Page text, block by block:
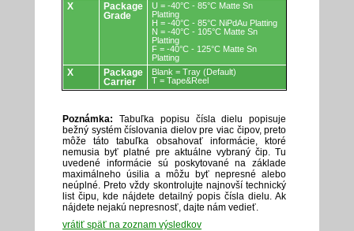
X
Package
Grade
U = -40°C - 85°C Matte Sn
Platting
H = -40°C - 85°C NiPdAu Platting
N = -40°C - 105°C Matte Sn
Platting
F = -40°C - 125°C Matte Sn
Platting
X
Package
Carrier
Blank = Tray (Default)
T = Tape&Reel
Poznámka: Tabuľka popisu čísla dielu popisuje
bežný systém číslovania dielov pre viac čipov, preto
môže táto tabuľka obsahovať informácie, ktoré
nemusia byť platné pre aktuálne vybraný čip. Tu
uvedené informácie sú poskytované na základe
maximálneho úsilia a môžu byť nepresné alebo
neúplné. Preto vždy skontrolujte najnovší technický
list čipu, kde nájdete detailný popis čísla dielu. Ak
nájdete nejakú nepresnosť, dajte nám vedieť.
vrátiť späť na zoznam výsledkov